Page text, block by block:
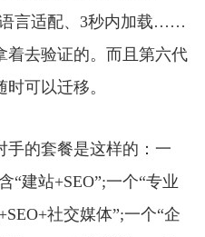
语言适配、3秒内加载……
着去验证的。而且第六代
可以迁移。
的套餐是这样的：一
“建站+SEO”;一个“专业
社交媒体”;一个“企